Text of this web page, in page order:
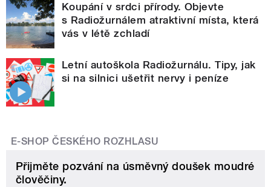
Koupání v srdci přírody. Objevte
s Radiožurnálem atraktivní místa, která
vás v létě zchladí
Letní autoškola Radiožurnálu. Tipy, jak
si na silnici ušetřit nervy i peníze
E-SHOP ČESKÉHO ROZHLASU
Přijměte pozvání na úsměvný doušek moudré
člověčiny.